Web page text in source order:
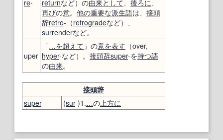
re- returnなど）の由来として、 後ろに、
再びの意。 他の重要な派生語は、 接頭
辞retro-（retrogradeなど）、
surrenderなど。
uper
「…を超えて 」の意を表す （over,
hyper-など）。 接頭辞super-を持つ語
の由来。
接頭辞
super- (sur-)1.…の上方に